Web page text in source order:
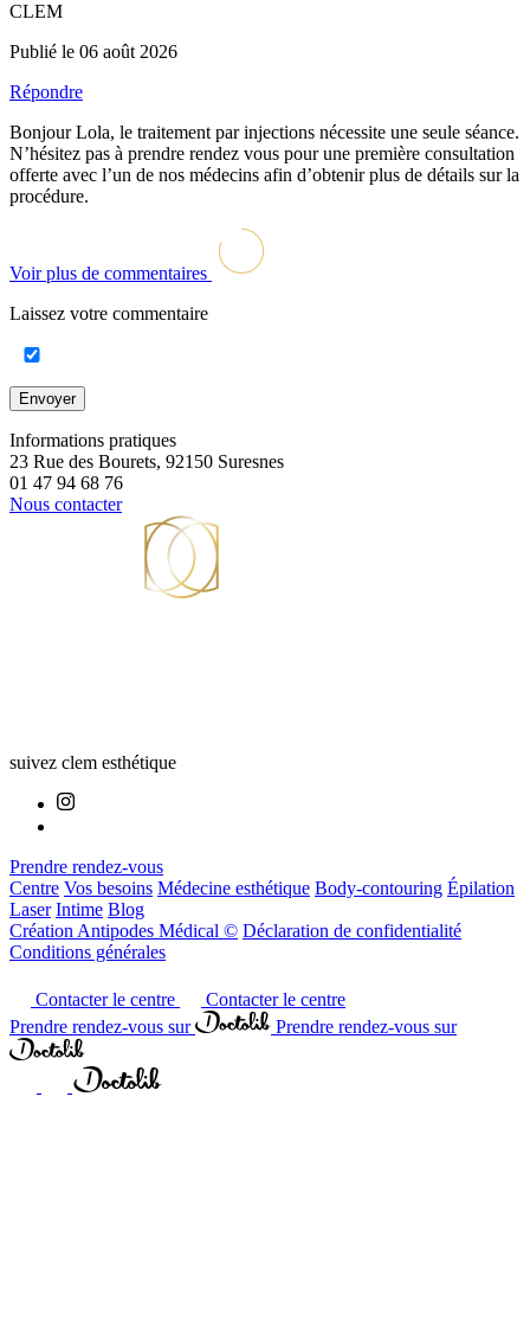
CLEM
Publié le 06 août 2026
Répondre
Bonjour Lola, le traitement par injections nécessite une seule séance.
N’hésitez pas à prendre rendez vous pour une première consultation
offerte avec l’un de nos médecins afin d’obtenir plus de détails sur la
procédure.
Voir plus de commentaires
Laissez votre commentaire
Envoyer
Informations pratiques
23 Rue des Bourets, 92150 Suresnes
01 47 94 68 76
Nous contacter
suivez clem esthétique
Prendre rendez-vous
Centre Vos besoins Médecine esthétique Body-contouring Épilation
Laser Intime Blog
Création Antipodes Médical © Déclaration de confidentialité
Conditions générales
Contacter le centre
Contacter le centre
Prendre rendez-vous sur
Prendre rendez-vous sur